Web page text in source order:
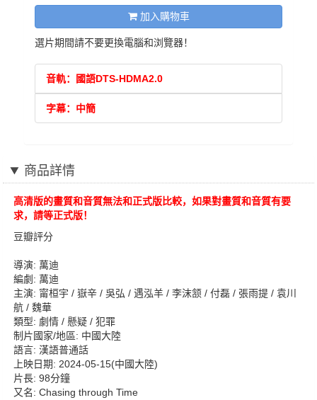
加入購物車
選片期間請不要更換電腦和浏覽器！
音軌：國語DTS-HDMA2.0
字幕：中簡
商品詳情
高清版的畫質和音質無法和正式版比較，如果對畫質和音質有要
求，請等正式版！
豆瓣評分
導演: 萬迪
編劇: 萬迪
主演: 甯桓宇 / 嶽辛 / 吳弘 / 遇泓羊 / 李沫颔 / 付磊 / 張雨提 / 袁川
航 / 魏華
類型: 劇情 / 懸疑 / 犯罪
制片國家/地區: 中國大陸
語言: 漢語普通話
上映日期: 2024-05-15(中國大陸)
片長: 98分鐘
又名: Chasing through Time